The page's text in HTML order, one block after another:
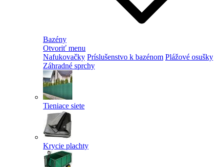
Bazény
Otvoriť menu
Nafukovačky Príslušenstvo k bazénom Plážové osušky
Záhradné sprchy
Tieniace siete
Krycie plachty